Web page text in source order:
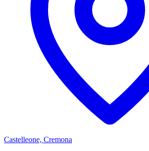
Castelleone, Cremona